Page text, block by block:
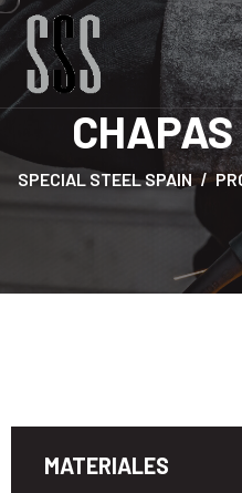
SPECIAL STEEL SPAIN
MATERIALES